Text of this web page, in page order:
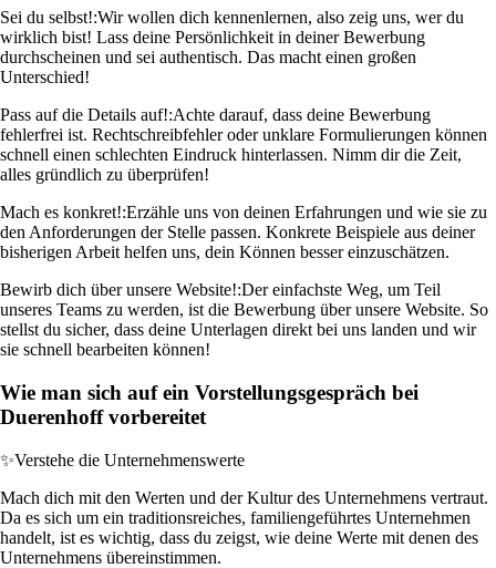
Sei du selbst!:Wir wollen dich kennenlernen, also zeig uns, wer du
wirklich bist! Lass deine Persönlichkeit in deiner Bewerbung
durchscheinen und sei authentisch. Das macht einen großen
Unterschied!
Pass auf die Details auf!:Achte darauf, dass deine Bewerbung
fehlerfrei ist. Rechtschreibfehler oder unklare Formulierungen können
schnell einen schlechten Eindruck hinterlassen. Nimm dir die Zeit,
alles gründlich zu überprüfen!
Mach es konkret!:Erzähle uns von deinen Erfahrungen und wie sie zu
den Anforderungen der Stelle passen. Konkrete Beispiele aus deiner
bisherigen Arbeit helfen uns, dein Können besser einzuschätzen.
Bewirb dich über unsere Website!:Der einfachste Weg, um Teil
unseres Teams zu werden, ist die Bewerbung über unsere Website. So
stellst du sicher, dass deine Unterlagen direkt bei uns landen und wir
sie schnell bearbeiten können!
Wie man sich auf ein Vorstellungsgespräch bei
Duerenhoff vorbereitet
✨Verstehe die Unternehmenswerte
Mach dich mit den Werten und der Kultur des Unternehmens vertraut.
Da es sich um ein traditionsreiches, familiengeführtes Unternehmen
handelt, ist es wichtig, dass du zeigst, wie deine Werte mit denen des
Unternehmens übereinstimmen.